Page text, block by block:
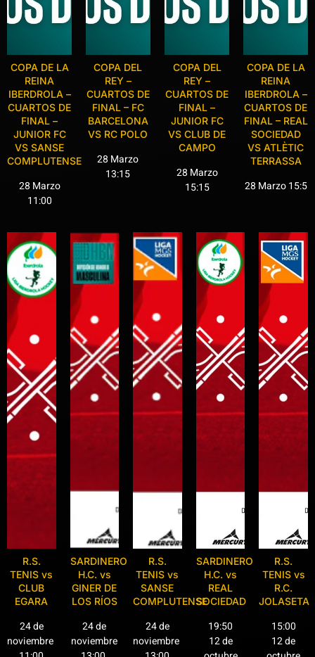
COPA DE LA
REINA
IBERDROLA –
CUARTOS DE
FINAL –
JUNIOR FC
VS SANSE
COMPLUTENSE
28 Marzo
11:00
COPA DEL
REY –
CUARTOS DE
FINAL – FC
BARCELONA
VS RC POLO
28 Marzo
13:15
COPA DEL
REY –
CUARTOS DE
FINAL –
JUNIOR FC
VS CLUB DE
CAMPO
28 Marzo
15:15
COPA DE LA
REINA
IBERDROLA –
CUARTOS DE
FINAL – REAL
SOCIEDAD
VS ATLÈTIC
TERRASSA
28 Marzo 15:5
R.S.
TENIS vs
CLUB
EGARA
24 de
noviembre
SARDINERO
H.C. vs
GINER DE
LOS RÍOS
24 de
noviembre
R.S.
TENIS vs
SANSE
COMPLUTENSE
24 de
noviembre
SARDINERO
H.C. vs
REAL
SOCIEDAD
19:50
12 de
R.S.
TENIS vs
R.C.
JOLASETA
15:00
12 de